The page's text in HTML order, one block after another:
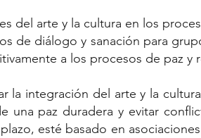
del arte y la cultura en los
de diálogo y sanación para
a los procesos de paz y
la integración del arte y la
una paz duradera y evitar
esté basado en